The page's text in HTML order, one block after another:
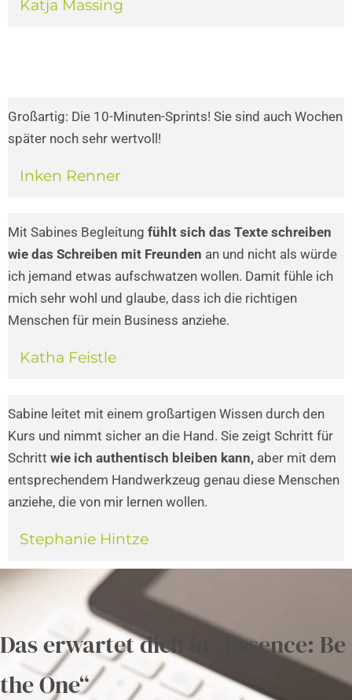
Katja Massing
Großartig: Die 10-Minuten-Sprints! Sie sind auch Wochen
später noch sehr wertvoll!
Inken Renner
Mit Sabines Begleitung fühlt sich das Texte schreiben
wie das Schreiben mit Freunden an und nicht als würde
ich jemand etwas aufschwatzen wollen. Damit fühle ich
mich sehr wohl und glaube, dass ich die richtigen
Menschen für mein Business anziehe.
Katha Feistle
Sabine leitet mit einem großartigen Wissen durch den
Kurs und nimmt sicher an die Hand. Sie zeigt Schritt für
Schritt wie ich authentisch bleiben kann, aber mit dem
entsprechendem Handwerkzeug genau diese Menschen
anziehe, die von mir lernen wollen.
Stephanie Hintze
Das erwartet dich in „Essence: Be
the One“